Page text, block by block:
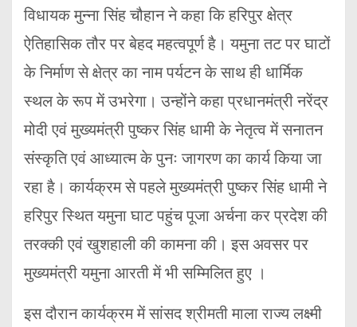
विधायक मुन्ना सिंह चौहान ने कहा कि हरिपुर क्षेत्र
ऐतिहासिक तौर पर बेहद महत्वपूर्ण है। यमुना तट पर घाटों
के निर्माण से क्षेत्र का नाम पर्यटन के साथ ही धार्मिक
स्थल के रूप में उभरेगा। उन्होंने कहा प्रधानमंत्री नरेंद्र
मोदी एवं मुख्यमंत्री पुष्कर सिंह धामी के नेतृत्व में सनातन
संस्कृति एवं आध्यात्म के पुनः जागरण का कार्य किया जा
रहा है। कार्यक्रम से पहले मुख्यमंत्री पुष्कर सिंह धामी ने
हरिपुर स्थित यमुना घाट पहुंच पूजा अर्चना कर प्रदेश की
तरक्की एवं खुशहाली की कामना की। इस अवसर पर
मुख्यमंत्री यमुना आरती में भी सम्मिलित हुए ।
इस दौरान कार्यक्रम में सांसद श्रीमती माला राज्य लक्ष्मी